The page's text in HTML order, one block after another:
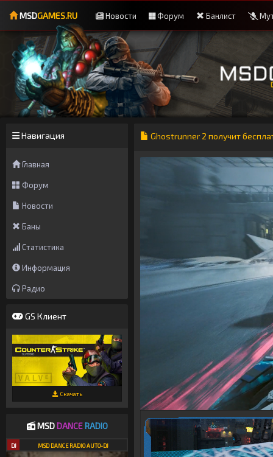
MSDGAMES.RU Новости Форум Банлист
Навигация
Главная
Форум
Новости
Баны
Статистика
Информация
Радио
GS Клиент
Скачать
MSDDANCE RADIO
DJ MSD DANCE RADIO AUTO-DJ
Ghostrunner 2 получит